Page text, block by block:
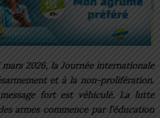
2026, la Journée internationale
et à la non-prolifération.
fort est véhiculé. La lutte
armes commence par l’éducation